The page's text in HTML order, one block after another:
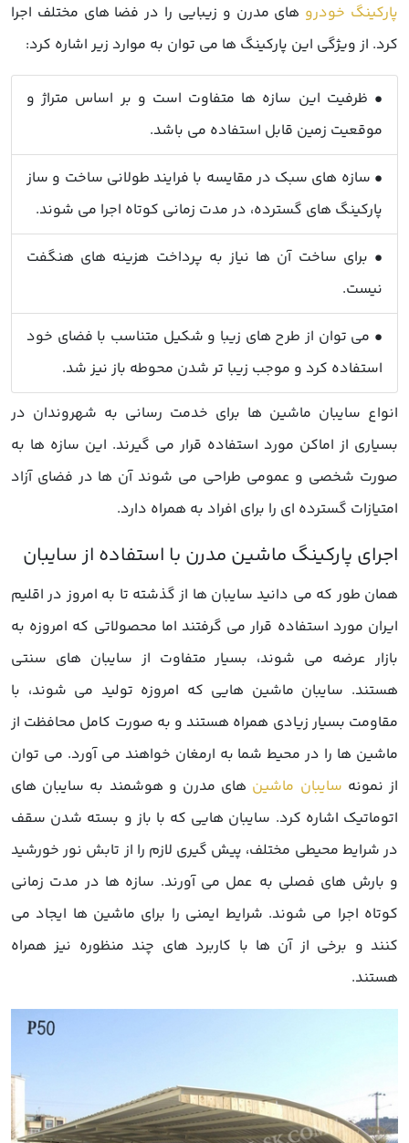
پارکینگ خودرو های مدرن و زیبایی را در فضا های مختلف اجرا
کرد. از ویژگی این پارکینگ ها می توان به موارد زیر اشاره کرد:
• ظرفیت این سازه ها متفاوت است و بر اساس متراژ و
موقعیت زمین قابل استفاده می باشد.
• سازه های سبک در مقایسه با فرایند طولانی ساخت و ساز
پارکینگ های گسترده، در مدت زمانی کوتاه اجرا می شوند.
• برای ساخت آن ها نیاز به پرداخت هزینه های هنگفت
نیست.
• می توان از طرح های زیبا و شکیل متناسب با فضای خود
استفاده کرد و موجب زیبا تر شدن محوطه باز نیز شد.
انواع سایبان ماشین ها برای خدمت رسانی به شهروندان در
بسیاری از اماکن مورد استفاده قرار می گیرند. این سازه ها به
صورت شخصی و عمومی طراحی می شوند آن ها در فضای آزاد
امتیازات گسترده ای را برای افراد به همراه دارد.
همان طور که می دانید سایبان ها از گذشته تا به امروز در اقلیم
ایران مورد استفاده قرار می گرفتند اما محصولاتی که امروزه به
بازار عرضه می شوند، بسیار متفاوت از سایبان های سنتی
هستند. سایبان ماشین هایی که امروزه تولید می شوند، با
مقاومت بسیار زیادی همراه هستند و به صورت کامل محافظت از
ماشین ها را در محیط شما به ارمغان خواهند می آورد. می توان
از نمونه سایبان ماشین های مدرن و هوشمند به سایبان های
اتوماتیک اشاره کرد. سایبان هایی که با باز و بسته شدن سقف
در شرایط محیطی مختلف، پیش گیری لازم را از تابش نور خورشید
و بارش های فصلی به عمل می آورند. سازه ها در مدت زمانی
کوتاه اجرا می شوند. شرایط ایمنی را برای ماشین ها ایجاد می
کنند و برخی از آن ها با کاربرد های چند منظوره نیز همراه
هستند.